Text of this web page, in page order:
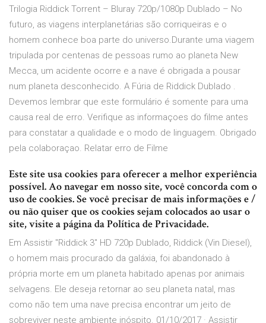
Trilogia Riddick Torrent – Bluray 720p/1080p Dublado – No
futuro, as viagens interplanetárias são corriqueiras e o
homem conhece boa parte do universo.Durante uma viagem
tripulada por centenas de pessoas rumo ao planeta New
Mecca, um acidente ocorre e a nave é obrigada a pousar
num planeta desconhecido. A Fúria de Riddick Dublado .
Devemos lembrar que este formulário é somente para uma
causa real de erro. Verifique as informaçoes do filme antes
para constatar a qualidade e o modo de linguagem. Obrigado
pela colaboraçao. Relatar erro de Filme
Este site usa cookies para oferecer a melhor experiência
possível. Ao navegar em nosso site, você concorda com o
uso de cookies. Se você precisar de mais informações e /
ou não quiser que os cookies sejam colocados ao usar o
site, visite a página da Política de Privacidade.
Em Assistir "Riddick 3" HD 720p Dublado, Riddick (Vin Diesel),
o homem mais procurado da galáxia, foi abandonado à
própria morte em um planeta habitado apenas por animais
selvagens. Ele deseja retornar ao seu planeta natal, mas
como não tem uma nave precisa encontrar um jeito de
sobreviver neste ambiente inóspito. 01/10/2017 · Assistir